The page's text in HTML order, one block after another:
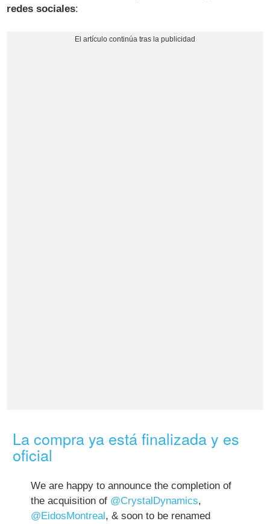
redes sociales:
La compra ya está finalizada y es
oficial
We are happy to announce the completion of
the acquisition of @CrystalDynamics,
@EidosMontreal, & soon to be renamed